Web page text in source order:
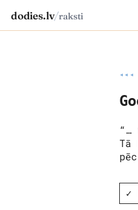
dodies.lv/raksti
◂◂◂
“…
Tā
✓